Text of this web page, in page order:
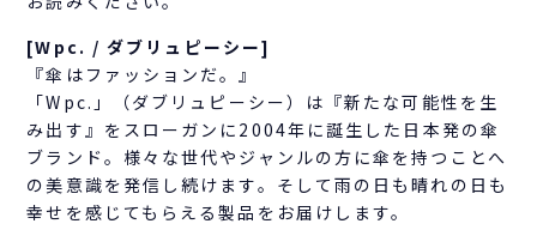
[Wpc. / ダブリュピーシー]
『傘はファッションだ。』
「Wpc.」（ダブリュピーシー）は『新たな可能性を生
み出す』をスローガンに2004年に誕生した日本発の傘
ブランド。様々な世代やジャンルの方に傘を持つことへ
の美意識を発信し続けます。そして雨の日も晴れの日も
幸せを感じてもらえる製品をお届けします。